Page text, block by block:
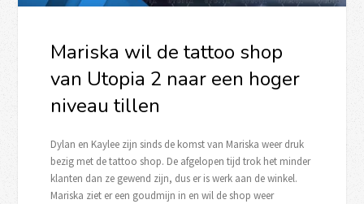
Mariska wil de tattoo shop
van Utopia 2 naar een hoger
niveau tillen
Dylan en Kaylee zijn sinds de komst van Mariska weer druk
bezig met de tattoo shop. De afgelopen tijd trok het minder
klanten dan ze gewend zijn, dus er is werk aan de winkel.
Mariska ziet er een goudmijn in en wil de shop weer